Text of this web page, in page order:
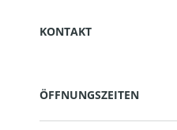
KONTAKT
ÖFFNUNGSZEITEN